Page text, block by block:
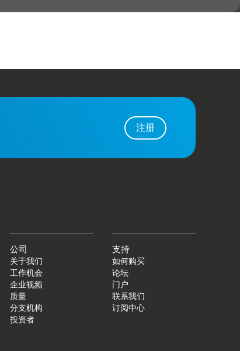
注册
公司
关于我们
工作机会
企业视频
质量
分支机构
投资者
支持
如何购买
论坛
门户
联系我们
订阅中心